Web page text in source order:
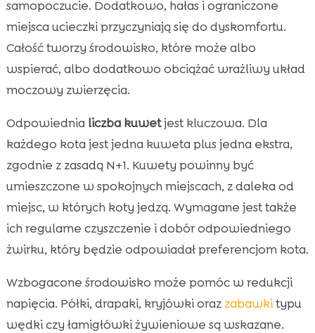
samopoczucie. Dodatkowo, hałas i ograniczone
miejsca ucieczki przyczyniają się do dyskomfortu.
Całość tworzy środowisko, które może albo
wspierać, albo dodatkowo obciążać wrażliwy układ
moczowy zwierzęcia.
Odpowiednia liczba kuwetjest kluczowa. Dla
każdego kota jest jedna kuweta plus jedna ekstra,
zgodnie z zasadą N+1. Kuwety powinny być
umieszczone w spokojnych miejscach, z daleka od
miejsc, w których koty jedzą. Wymagane jest także
ich regularne czyszczenie i dobór odpowiedniego
żwirku, który będzie odpowiadał preferencjom kota.
Wzbogacone środowisko może pomóc w redukcji
napięcia. Półki, drapaki, kryjówki oraz zabawkitypu
wędki czy łamigłówki żywieniowe są wskazane.